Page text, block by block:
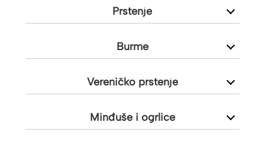
Prstenje
Burme
Vereničko prstenje
Minđuše i ogrlice